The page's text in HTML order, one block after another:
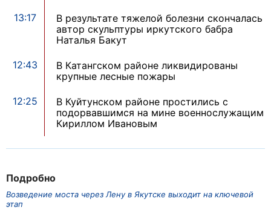
Подробно
Возведение моста через Лену в Якутске выходит на ключевой
этап
13:17
В результате тяжелой болезни скончалась
автор скульптуры иркутского бабра
Наталья Бакут
12:43
В Катангском районе ликвидированы
крупные лесные пожары
12:25
В Куйтунском районе простились с
подорвавшимся на мине военнослужащим
Кириллом Ивановым